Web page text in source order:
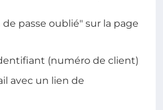
passe oublié" sur la page
(numéro de client)
avec un lien de